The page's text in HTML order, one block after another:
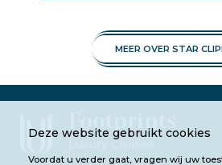
MEER OVER STAR
Luxury Cruises
Deze website gebruikt cookies
Voordat u verder gaat, vragen wij uw